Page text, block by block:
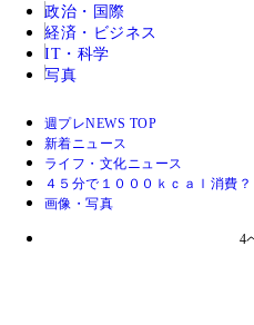
政治・国際
経済・ビジネス
IT・科学
写真
週プレNEWS TOP
新着ニュース
ライフ・文化ニュース
４５分で１０００ｋｃａｌ消費
画像・写真
4